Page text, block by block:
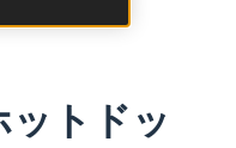
トドッ